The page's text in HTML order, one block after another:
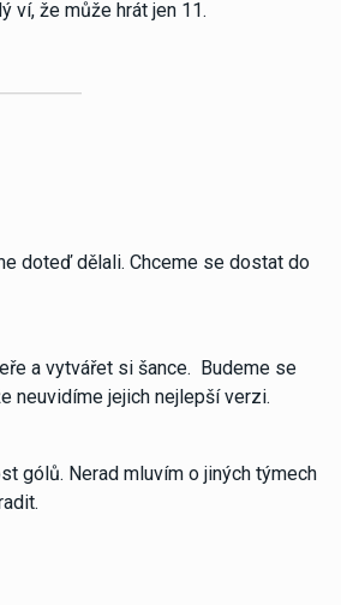
ví, že může hrát jen 11.
doteď dělali. Chceme se dostat do
a vytvářet si šance. Budeme se
neuvidíme jejich nejlepší verzi.
gólů. Nerad mluvím o jiných týmech